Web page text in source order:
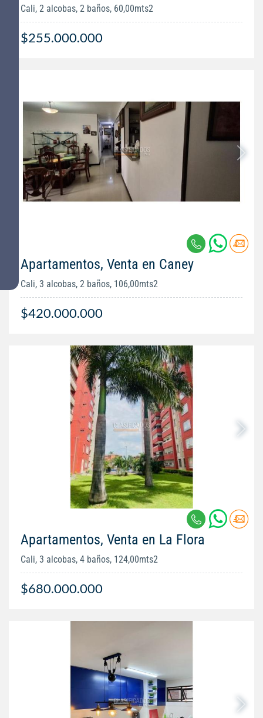
Cali, 2 alcobas, 2 baños, 60,00mts2
$255.000.000
Apartamentos, Venta en Caney
Cali, 3 alcobas, 2 baños, 106,00mts2
$420.000.000
Apartamentos, Venta en La Flora
Cali, 3 alcobas, 4 baños, 124,00mts2
$680.000.000